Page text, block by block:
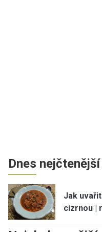
Dnes
Jak
cizrnou |